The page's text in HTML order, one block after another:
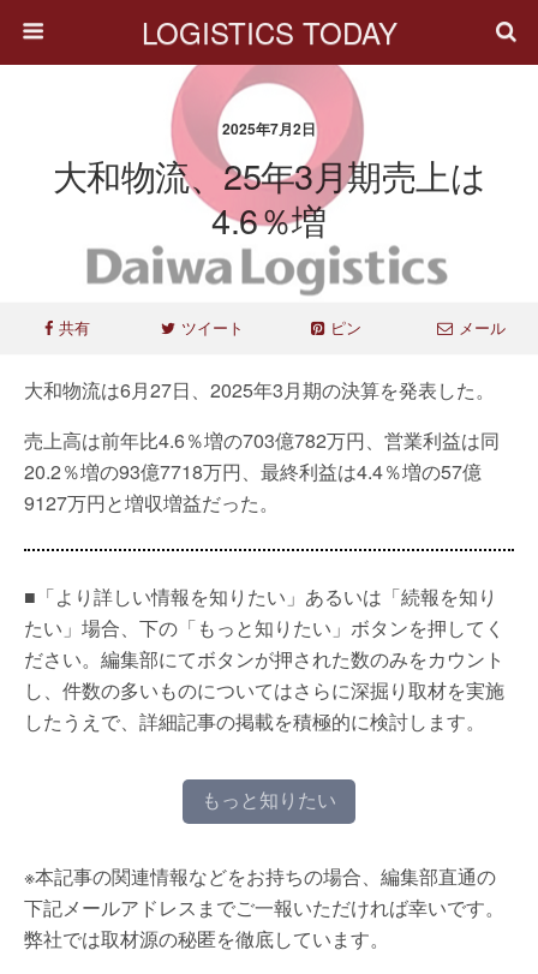
LOGISTICS TODAY
2025年7月2日
大和物流、25年3月期売上は
4.6％増
共有 ツイート ピン メール
大和物流は6月27日、2025年3月期の決算を発表した。
売上高は前年比4.6％増の703億782万円、営業利益は同
20.2％増の93億7718万円、最終利益は4.4％増の57億
9127万円と増収増益だった。
■「より詳しい情報を知りたい」あるいは「続報を知り
たい」場合、下の「もっと知りたい」ボタンを押してく
ださい。編集部にてボタンが押された数のみをカウント
し、件数の多いものについてはさらに深掘り取材を実施
したうえで、詳細記事の掲載を積極的に検討します。
もっと知りたい
※本記事の関連情報などをお持ちの場合、編集部直通の
下記メールアドレスまでご一報いただければ幸いです。
弊社では取材源の秘匿を徹底しています。